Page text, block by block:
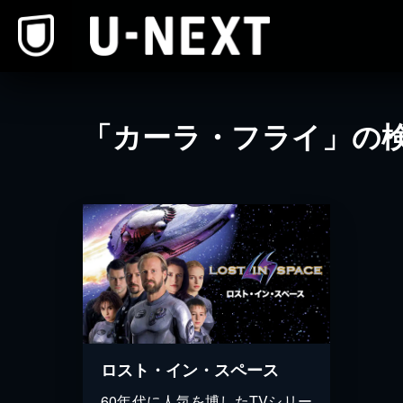
「カーラ・フライ」の
ロスト・イン・スペース